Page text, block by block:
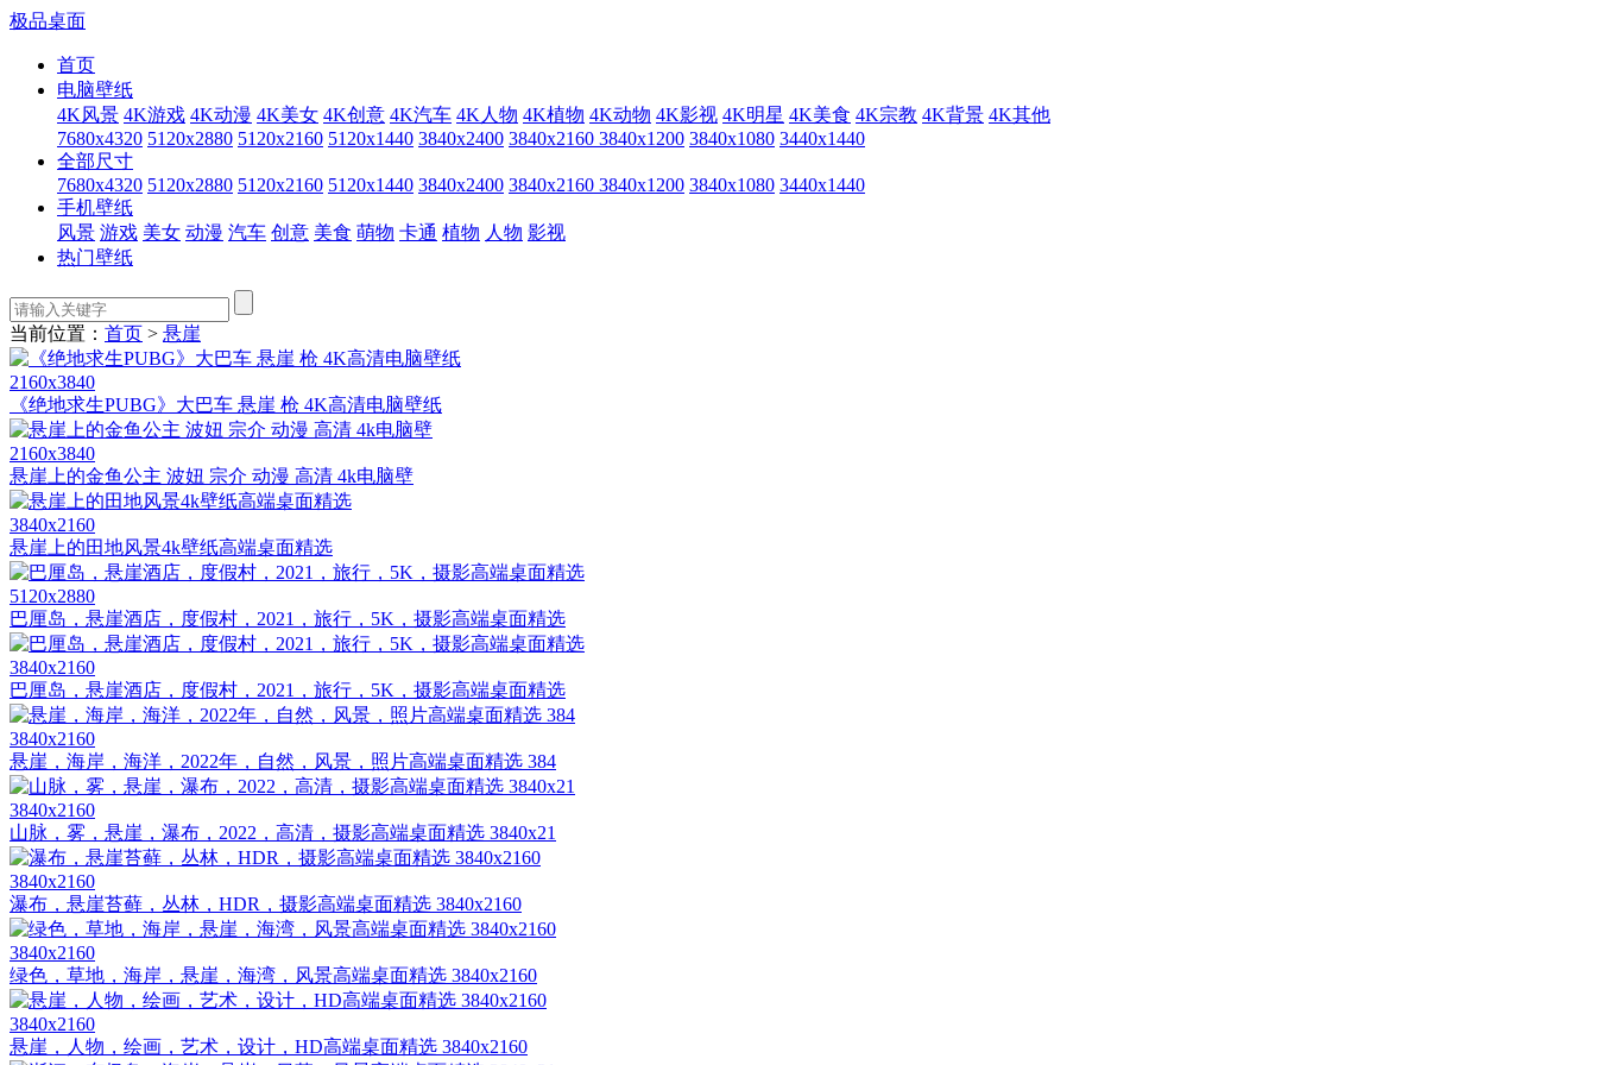
极品桌面
首页
电脑壁纸
4K风景 4K游戏 4K动漫 4K美女 4K创意 4K汽车 4K人物 4K植物 4K动物 4K影视 4K明星 4K美食 4K宗教 4K背景 4K其他
7680x4320 5120x2880 5120x2160 5120x1440 3840x2400 3840x2160 3840x1200 3840x1080 3440x1440
全部尺寸
7680x4320 5120x2880 5120x2160 5120x1440 3840x2400 3840x2160 3840x1200 3840x1080 3440x1440
手机壁纸
风景 游戏 美女 动漫 汽车 创意 美食 萌物 卡通 植物 人物 影视
热门壁纸
当前位置： 首页 > 悬崖
2160x3840
《绝地求生PUBG》大巴车 悬崖 枪 4K高清电脑壁纸
2160x3840
悬崖上的金鱼公主 波妞 宗介 动漫 高清 4k电脑壁
3840x2160
悬崖上的田地风景4k壁纸高端桌面精选
5120x2880
巴厘岛，悬崖酒店，度假村，2021，旅行，5K，摄影高端桌面精选
3840x2160
巴厘岛，悬崖酒店，度假村，2021，旅行，5K，摄影高端桌面精选
3840x2160
悬崖，海岸，海洋，2022年，自然，风景，照片高端桌面精选 384
3840x2160
山脉，雾，悬崖，瀑布，2022，高清，摄影高端桌面精选 3840x21
3840x2160
瀑布，悬崖苔藓，丛林，HDR，摄影高端桌面精选 3840x2160
3840x2160
绿色，草地，海岸，悬崖，海湾，风景高端桌面精选 3840x2160
3840x2160
悬崖，人物，绘画，艺术，设计，HD高端桌面精选 3840x2160